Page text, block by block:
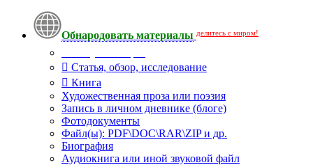
Обнародовать материалы делитесь с миром!
Статья, обзор, исследование
Книга
Художественная проза или поэзия
Запись в личном дневнике (блоге)
Фотодокументы
Файл(ы): PDF\DOC\RAR\ZIP и др.
Биография
Аудиокнига или иной звуковой файл